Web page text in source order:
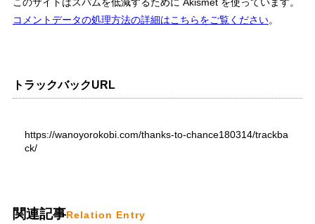
コメントデータの処理方法の詳細はこちらをご覧ください。
トラックバックURL
https://wanoyorokobi.com/thanks-to-chance180314/trackba
ck/
関連記事Relation Entry